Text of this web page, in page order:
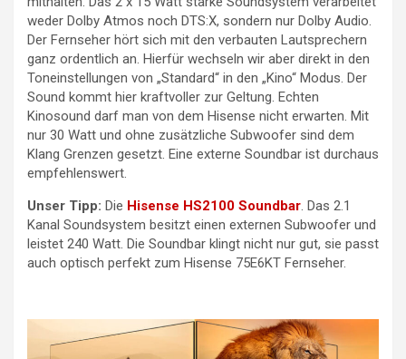
weder Dolby Atmos noch DTS:X, sondern nur Dolby Audio.
Der Fernseher hört sich mit den verbauten Lautsprechern
ganz ordentlich an. Hierfür wechseln wir aber direkt in den
Toneinstellungen von „Standard“ in den „Kino“ Modus. Der
Sound kommt hier kraftvoller zur Geltung. Echten
Kinosound darf man von dem Hisense nicht erwarten. Mit
nur 30 Watt und ohne zusätzliche Subwoofer sind dem
Klang Grenzen gesetzt. Eine externe Soundbar ist durchaus
empfehlenswert.
Unser Tipp: Die Hisense HS2100 Soundbar. Das 2.1
Kanal Soundsystem besitzt einen externen Subwoofer und
leistet 240 Watt. Die Soundbar klingt nicht nur gut, sie passt
auch optisch perfekt zum Hisense 75E6KT Fernseher.